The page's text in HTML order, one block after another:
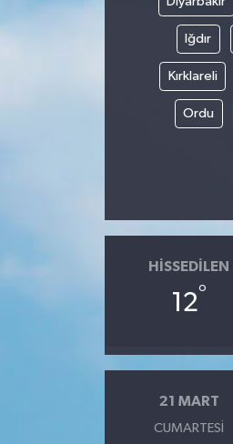
Iğdır
Kırklareli
Ordu
HISSEDILEN
12°
21 MART
CUMARTESI